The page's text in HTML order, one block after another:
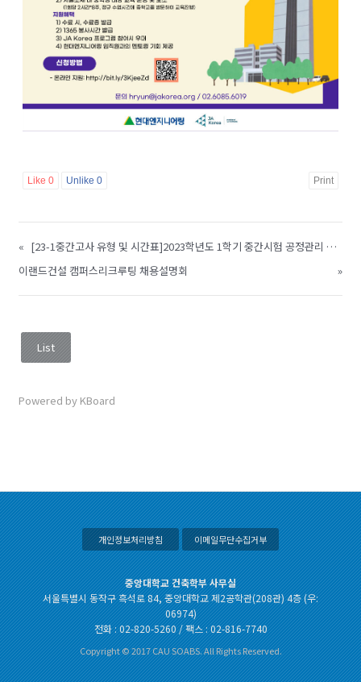
Like 0 Unlike 0 Print
«
[23-1중간고사 유형 및 시간표]2023학년도 1학기 중간시험 공정관리 지침, 이클래스 운영가이드 및 부정행위자 처분 공고 안내
이랜드건설 캠퍼스리크루팅 채용설명회
»
List
Powered by KBoard
개인정보처리방침 이메일무단수집거부
중앙대학교 건축학부 사무실
서울특별시 동작구 흑석로 84, 중앙대학교 제2공학관(208관) 4층 (우:
06974)
전화 : 02-820-5260 / 팩스 : 02-816-7740
Copyright © 2017 CAU SOABS. All Rights Reserved.